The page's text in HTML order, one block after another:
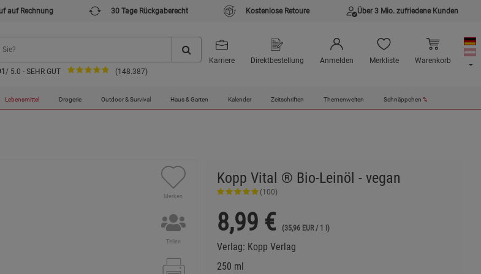
auf Rechnung 30 Tage Rückgaberecht Kostenlose Retoure Über 3 Mio. zufriedene Kunden
/ 5.0 - SEHR GUT (148.387)
Karriere Direktbestellung Anmelden Merkliste Warenkorb
Lebensmittel Drogerie Outdoor & Survival Haus & Garten Kalender Zeitschriften Themenwelten Schnäppchen %
Merken
Teilen
Kopp Vital ® Bio-Leinöl - vegan
(100)
8,99 € (35,96 EUR / 1 l)
Verlag: Kopp Verlag
250 ml